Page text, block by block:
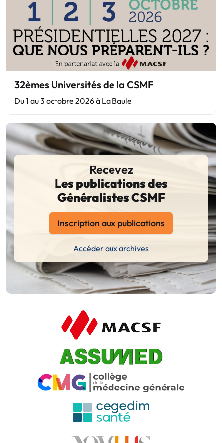
32èmes Universités de la CSMF
Du 1 au 3 octobre 2026 à La Baule
Recevez
Les publications des
Généralistes CSMF
Inscription aux publications
Accéder aux archives